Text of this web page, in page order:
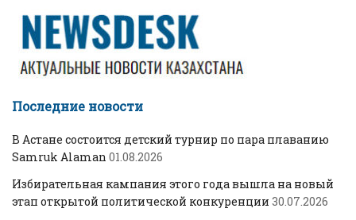
Последние новости
В Астане состоится детский турнир по пара плаванию
Samruk Alaman 01.08.2026
Избирательная кампания этого года вышла на новый
этап открытой политической конкуренции 30.07.2026